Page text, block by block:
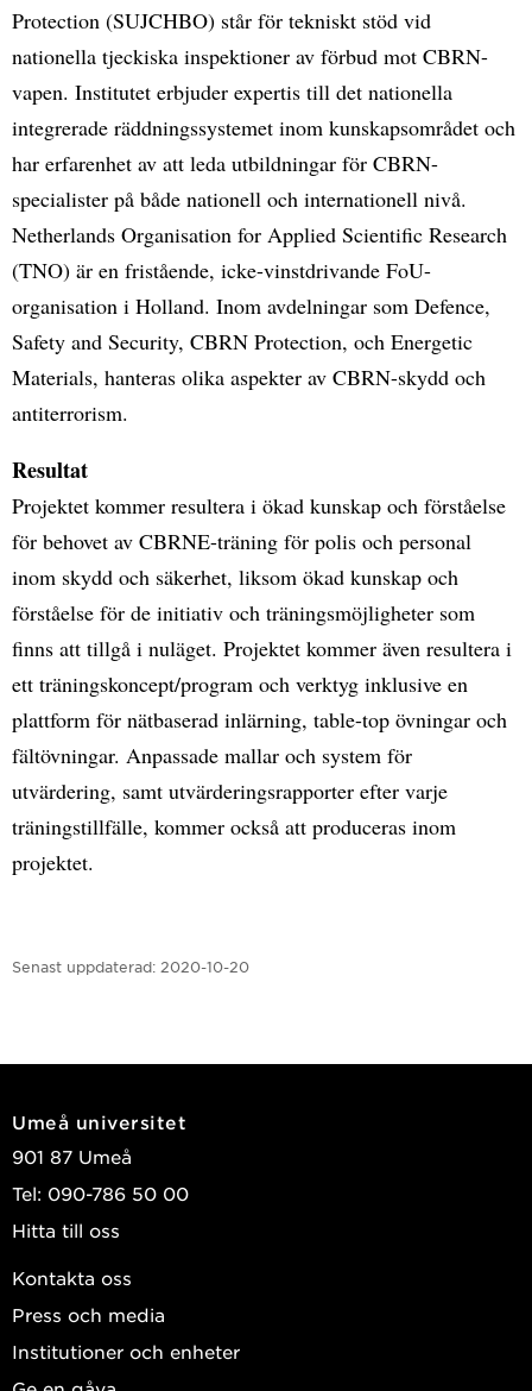
Protection (SUJCHBO) står för tekniskt stöd vid
nationella tjeckiska inspektioner av förbud mot CBRN-
vapen. Institutet erbjuder expertis till det nationella
integrerade räddningssystemet inom kunskapsområdet och
har erfarenhet av att leda utbildningar för CBRN-
specialister på både nationell och internationell nivå.
Netherlands Organisation for Applied Scientific Research
(TNO) är en fristående, icke-vinstdrivande FoU-
organisation i Holland. Inom avdelningar som Defence,
Safety and Security, CBRN Protection, och Energetic
Materials, hanteras olika aspekter av CBRN-skydd och
antiterrorism.
Resultat
Projektet kommer resultera i ökad kunskap och förståelse
för behovet av CBRNE-träning för polis och personal
inom skydd och säkerhet, liksom ökad kunskap och
förståelse för de initiativ och träningsmöjligheter som
finns att tillgå i nuläget. Projektet kommer även resultera i
ett träningskoncept/program och verktyg inklusive en
plattform för nätbaserad inlärning, table-top övningar och
fältövningar. Anpassade mallar och system för
utvärdering, samt utvärderingsrapporter efter varje
träningstillfälle, kommer också att produceras inom
projektet.
Senast uppdaterad: 2020-10-20
Umeå universitet
901 87 Umeå
Tel: 090-786 50 00
Hitta till oss
Kontakta oss
Press och media
Institutioner och enheter